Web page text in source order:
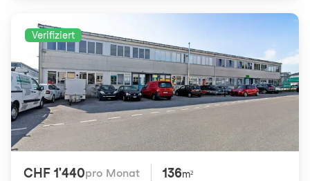
Verifiziert
CHF 1'440pro Monat 136m²